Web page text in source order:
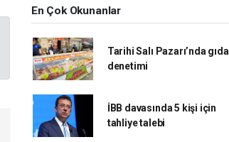
En Çok Okunanlar
Tarihi Salı Pazarı’nda gıda
denetimi
İBB davasında 5 kişi için
tahliye talebi